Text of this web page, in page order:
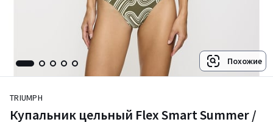
Похожие
TRIUMPH
Купальник цельный Flex Smart Summer /